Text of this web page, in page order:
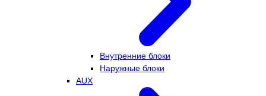
Внутренние блоки
Наружные блоки
AUX